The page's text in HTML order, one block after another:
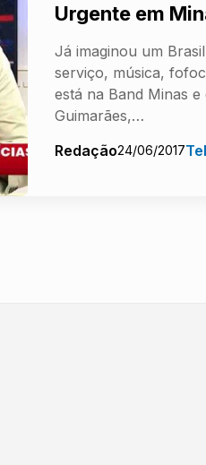
Urgente em
Já imaginou um
serviço, música,
está na Band Minas
Guimarães,…
Redação24/06/2017